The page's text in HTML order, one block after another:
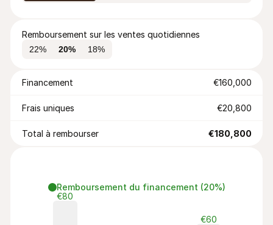
Remboursement sur les ventes quotidiennes
22% 20% 18%
Financement €160,000
Frais uniques €20,800
Total à rembourser €180,800
Remboursement du financement (20%)
€80
€60